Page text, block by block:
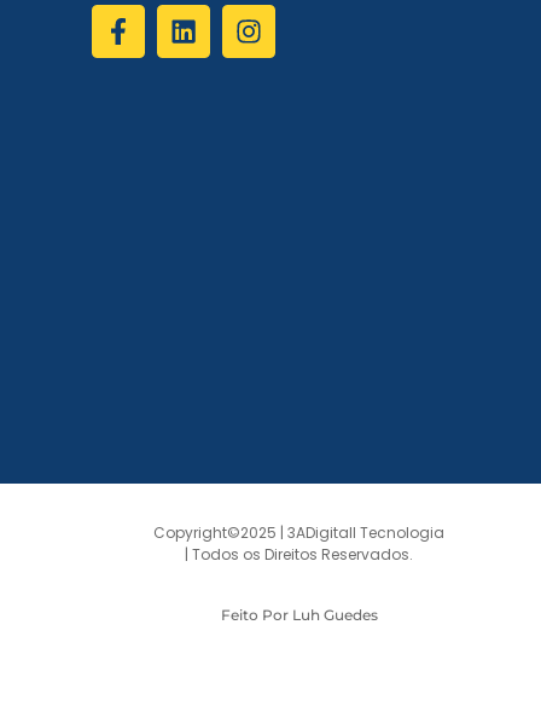
Copyright©2025 | 3ADigitall Tecnologia
| Todos os Direitos Reservados.
Feito Por Luh Guedes